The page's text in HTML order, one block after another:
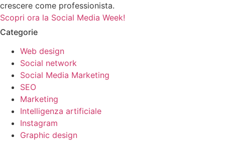
crescere come professionista.
Scopri ora la Social Media Week!
Categorie
Web design
Social network
Social Media Marketing
SEO
Marketing
Intelligenza artificiale
Instagram
Graphic design